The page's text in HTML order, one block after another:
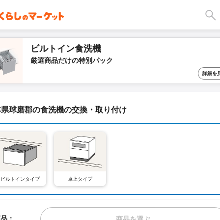
ビルトイン食洗機
厳選商品だけの特別パック
詳細を
球磨郡の食洗機の交換・取り付け
ビルトインタイプ 卓上タイプ
：